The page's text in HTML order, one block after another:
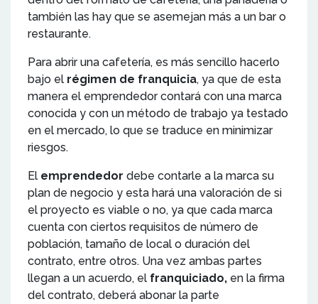
también las hay que se asemejan más a un bar o
restaurante.
Para abrir una cafetería, es más sencillo hacerlo
bajo el régimen de franquicia, ya que de esta
manera el emprendedor contará con una marca
conocida y con un método de trabajo ya testado
en el mercado, lo que se traduce en minimizar
riesgos.
El emprendedor debe contarle a la marca su
plan de negocio y esta hará una valoración de si
el proyecto es viable o no, ya que cada marca
cuenta con ciertos requisitos de número de
población, tamaño de local o duración del
contrato, entre otros. Una vez ambas partes
llegan a un acuerdo, el franquiciado, en la firma
del contrato, deberá abonar la parte